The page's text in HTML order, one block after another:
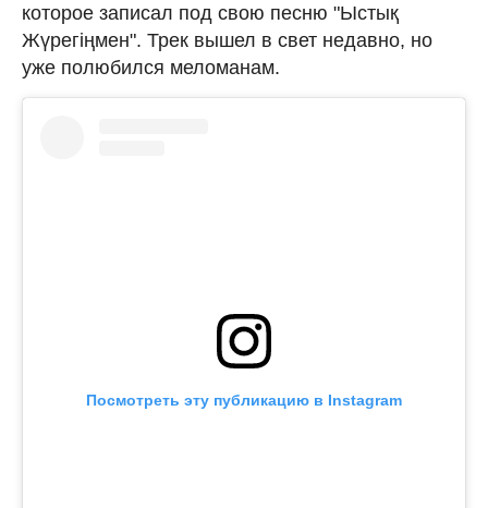
которое записал под свою песню "Ыстық
Жүрегіңмен". Трек вышел в свет недавно, но
уже полюбился меломанам.
Посмотреть эту публикацию в Instagram